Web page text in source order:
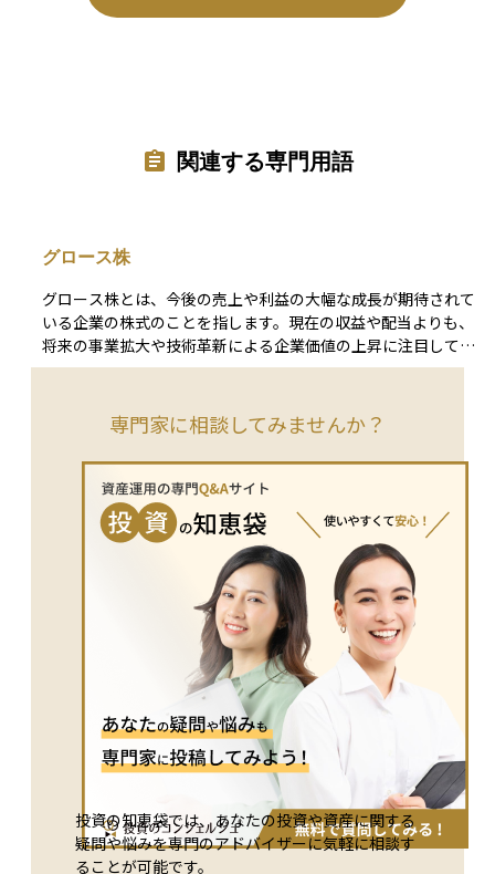
関連する専門用語
グロース株
グロース株とは、今後の売上や利益の大幅な成長が期待されて
いる企業の株式のことを指します。現在の収益や配当よりも、
将来の事業拡大や技術革新による企業価値の上昇に注目して投
資されるため、株価はその成長期待を反映して割高になる傾向
ネルギーなど革新的な分野が多く、上場直後のベンチャー企業
や赤字ながらも将来性が評価されている企業も含まれます。一
方で、実際の業績が期待に届かない場合には、株価が急落する
リスクも高いため、投資判断には成長性だけでなく事業の持続
可能性や市場環境の見極めも重要です。長期的な視点でのリタ
ーンを重視する投資スタイルとの相性がよいとされています。
専門家に相談してみませんか？
投資の知恵袋では、あなたの投資や資産に関する
疑問や悩みを専門のアドバイザーに気軽に相談す
ることが可能です。